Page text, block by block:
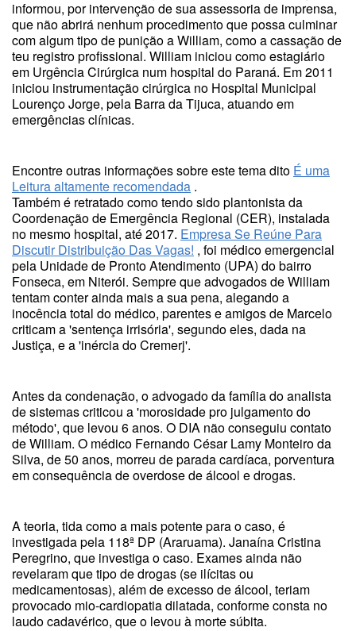
informou, por intervenção de sua assessoria de imprensa,
que não abrirá nenhum procedimento que possa culminar
com algum tipo de punição a William, como a cassação de
teu registro profissional. William iniciou como estagiário
em Urgência Cirúrgica num hospital do Paraná. Em 2011
iniciou instrumentação cirúrgica no Hospital Municipal
Lourenço Jorge, pela Barra da Tijuca, atuando em
emergências clínicas.
Encontre outras informações sobre este tema dito É uma
Leitura altamente recomendada .
Também é retratado como tendo sido plantonista da
Coordenação de Emergência Regional (CER), instalada
no mesmo hospital, até 2017. Empresa Se Reúne Para
Discutir Distribuição Das Vagas! , foi médico emergencial
pela Unidade de Pronto Atendimento (UPA) do bairro
Fonseca, em Niterói. Sempre que advogados de William
tentam conter ainda mais a sua pena, alegando a
inocência total do médico, parentes e amigos de Marcelo
criticam a 'sentença irrisória', segundo eles, dada na
Justiça, e a 'inércia do Cremerj'.
Antes da condenação, o advogado da família do analista
de sistemas criticou a 'morosidade pro julgamento do
método', que levou 6 anos. O DIA não conseguiu contato
de William. O médico Fernando César Lamy Monteiro da
Silva, de 50 anos, morreu de parada cardíaca, porventura
em consequência de overdose de álcool e drogas.
A teoria, tida como a mais potente para o caso, é
investigada pela 118ª DP (Araruama). Janaína Cristina
Peregrino, que investiga o caso. Exames ainda não
revelaram que tipo de drogas (se ilícitas ou
medicamentosas), além de excesso de álcool, teriam
provocado mio-cardiopatia dilatada, conforme consta no
laudo cadavérico, que o levou à morte súbita.